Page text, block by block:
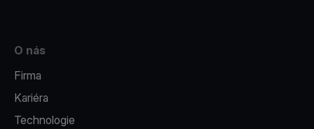
O nás
Firma
Kariéra
Technologie